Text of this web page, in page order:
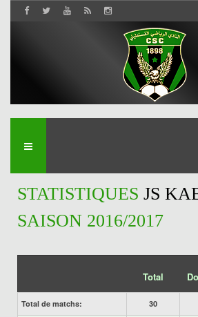
STATISTIQUES JS
SAISON 2016/2017
Total
Total de matchs: 30